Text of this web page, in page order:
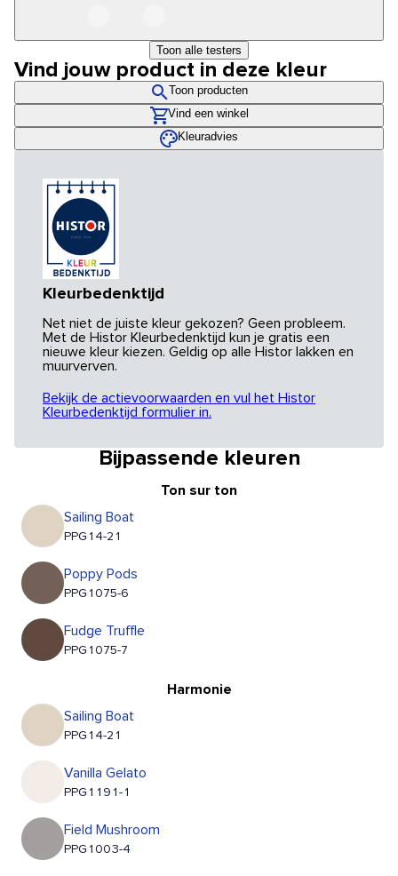
Toon alle testers
Vind jouw product in deze kleur
Toon producten
Vind een winkel
Kleuradvies
Kleurbedenktijd
Net niet de juiste kleur gekozen? Geen probleem.
Met de Histor Kleurbedenktijd kun je gratis een
nieuwe kleur kiezen. Geldig op alle Histor lakken en
muurverven.
Bekijk de actievoorwaarden en vul het Histor
Kleurbedenktijd formulier in.
Bijpassende kleuren
Ton sur ton
Sailing Boat
PPG14-21
Poppy Pods
PPG1075-6
Fudge Truffle
PPG1075-7
Harmonie
Sailing Boat
PPG14-21
Vanilla Gelato
PPG1191-1
Field Mushroom
PPG1003-4